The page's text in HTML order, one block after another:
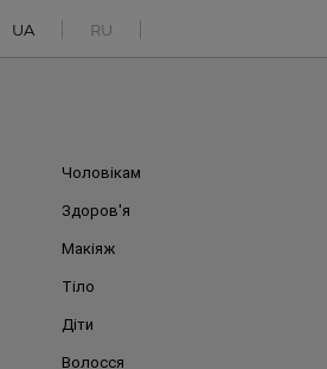
UA RU
Чоловікам
Здоров'я
Макіяж
Тіло
Діти
Волосся